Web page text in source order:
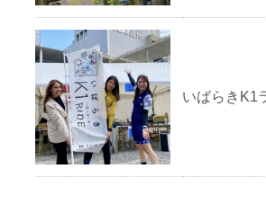
いばらきK1